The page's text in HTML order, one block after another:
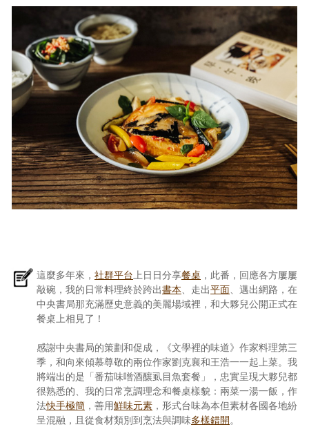
這麼多年來， 社群平台上日日分享餐桌 ，此番，回應各方屢屢
敲碗，我的日常料理終於跨出書本、走出平面、邁出網路，在
中央書局那充滿歷史意義的美麗場域裡，和大夥兒公開正式在
餐桌上相見了！
感謝中央書局的策劃和促成，《文學裡的味道》作家料理第三
季，和向來傾慕尊敬的兩位作家劉克襄和王浩一一起上菜。我
將端出的是「番茄味噌酒釀虱目魚套餐」，忠實呈現大夥兒都
很熟悉的、我的日常烹調理念和餐桌樣貌：兩菜一湯一飯，作
法快手極簡 ，善用鮮味元素 ，形式台味為本但素材各國各地紛
呈混融，且從食材類別到烹法與調味多樣錯開。